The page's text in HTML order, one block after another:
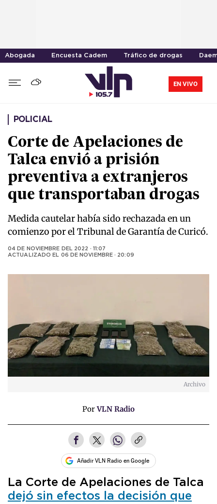
Abogada Encuesta Cadem Tráfico de drogas
EN VIVO
POLICIAL
Corte de Apelaciones de
Talca envió a prisión
preventiva a extranjeros
que transportaban drogas
Medida cautelar había sido rechazada en un
comienzo por el Tribunal de Garantía de Curicó.
04 DE NOVIEMBRE DEL 2022 · 11:07
ACTUALIZADO EL 06 DE NOVIEMBRE · 20:09
Archivo
PorVLN Radio
Añadir VLN Radio en Google
La Corte de Apelaciones de Talca
dejó sin efectos la decisión que